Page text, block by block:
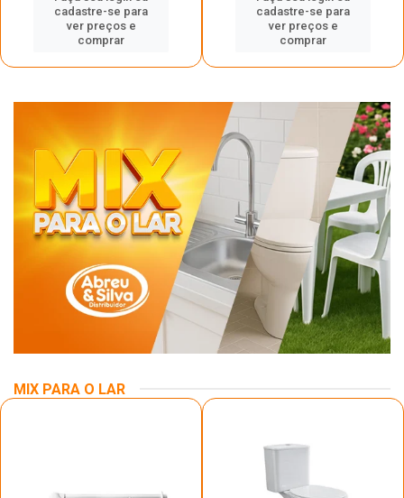
cadastre-se para
ver preços e
comprar
cadastre-se para
ver preços e
comprar
MIX PARA O LAR